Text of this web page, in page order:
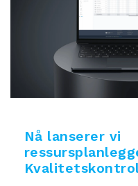
Nå lanserer vi